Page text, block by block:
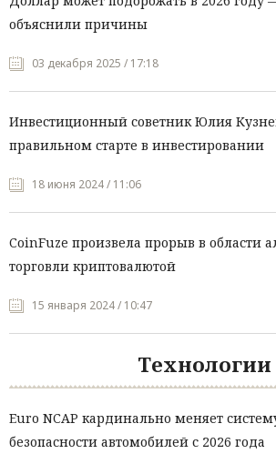
объяснили причины
03 декабря 2025 / 17:18
Инвестиционный советник Юлия
правильном старте в инвестировании
18 июня 2024 / 11:06
CoinFuze произвела прорыв в области
торговли криптовалютой
15 января 2024 / 10:47
Технологии
Euro NCAP кардинально меняет
безопасности автомобилей с 2026 года